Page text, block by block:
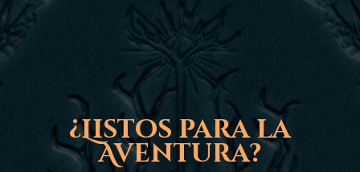
¿Listos para la
Aventura?